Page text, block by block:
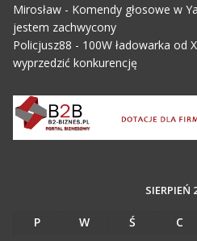
Mirosław- Komendy głosowe w
jestem zachwycony
Policjusz88 - 100W ładowarka od
wyprzedzić konkurencję
SIERPIEŃ
P W Ś C